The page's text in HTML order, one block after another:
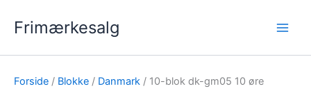
Frimærkesalg
Forside / Blokke / Danmark / 10-blok dk-gm05 10 øre